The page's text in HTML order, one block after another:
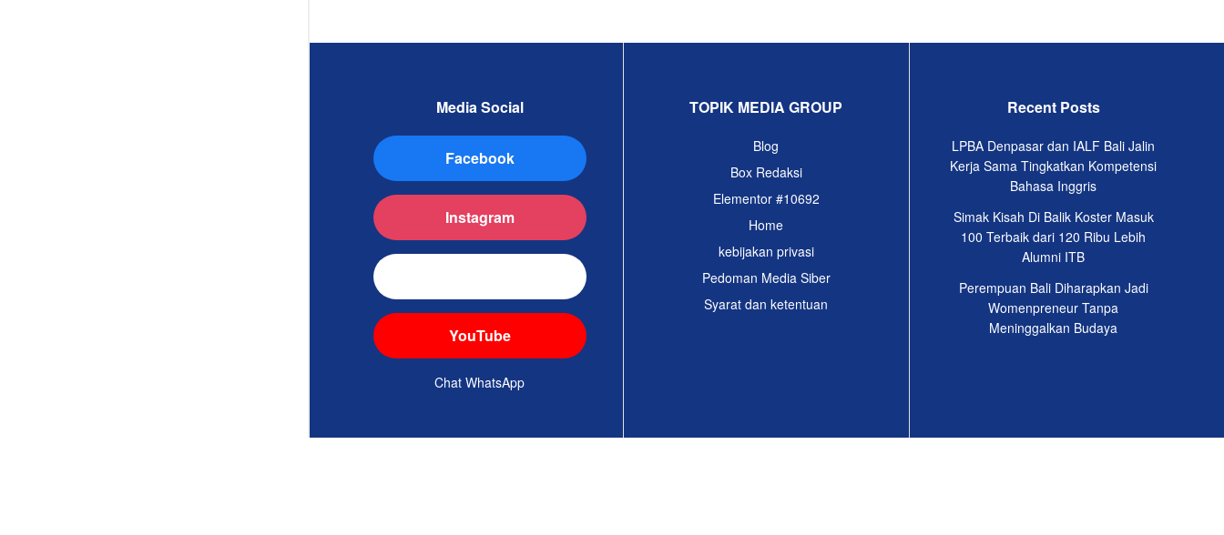
Media Social
Facebook
Instagram
YouTube
Chat WhatsApp
TOPIK MEDIA GROUP
Blog
Box Redaksi
Elementor #10692
Home
kebijakan privasi
Pedoman Media Siber
Syarat dan ketentuan
Recent Posts
LPBA Denpasar dan IALF Bali Jalin
Kerja Sama Tingkatkan Kompetensi
Bahasa Inggris
Simak Kisah Di Balik Koster Masuk
100 Terbaik dari 120 Ribu Lebih
Alumni ITB
Perempuan Bali Diharapkan Jadi
Womenpreneur Tanpa
Meninggalkan Budaya